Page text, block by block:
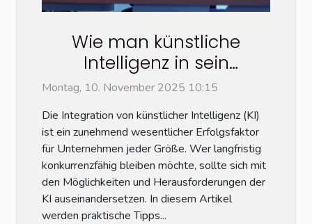
Wie man künstliche
Intelligenz in sein
Unternehmen integriert:
Tipps von einem Experten
Montag, 10. November 2025 10:15
Die Integration von künstlicher Intelligenz (KI)
ist ein zunehmend wesentlicher Erfolgsfaktor
für Unternehmen jeder Größe. Wer langfristig
konkurrenzfähig bleiben möchte, sollte sich mit
den Möglichkeiten und Herausforderungen der
KI auseinandersetzen. In diesem Artikel
werden praktische Tipps...